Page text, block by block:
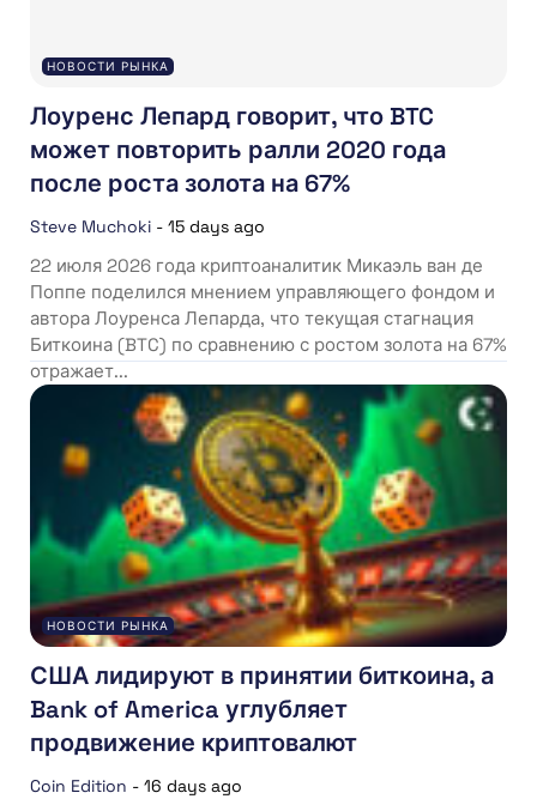
НОВОСТИ РЫНКА
Лоуренс Лепард говорит, что BTC
может повторить ралли 2020 года
после роста золота на 67%
Steve Muchoki - 15 days ago
22 июля 2026 года криптоаналитик Микаэль ван де
Поппе поделился мнением управляющего фондом и
автора Лоуренса Лепарда, что текущая стагнация
Биткоина (BTC) по сравнению с ростом золота на 67%
отражает...
НОВОСТИ РЫНКА
США лидируют в принятии биткоина, а
Bank of America углубляет
продвижение криптовалют
Coin Edition - 16 days ago